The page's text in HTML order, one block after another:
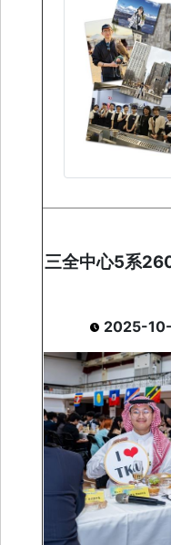
三全中心5系